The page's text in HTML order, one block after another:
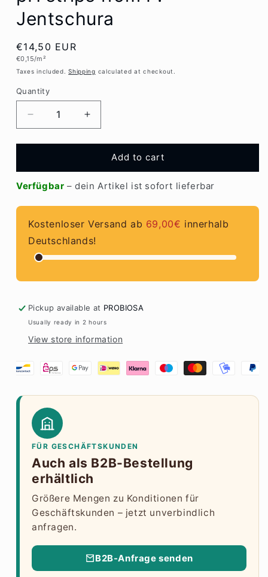
modal
Jentschura
Regular
price
€14,50 EUR
Unit
€0,15/m²
Taxes included.Shipping calculated at checkout.
Quantity
Quantity
Decrease
quantity
for
strips
from
Jentschura
Increase
quantity
for
strips
from
Jentschura
Add to cart
Verfügbar – dein Artikel ist sofort lieferbar
Kostenloser Versand ab 69,00€ innerhalb
Deutschlands!
Pickup available at PROBIOSA
Usually ready in 2 hours
View store information
FÜR GESCHÄFTSKUNDEN
Auch als B2B-Bestellung
erhältlich
Größere Mengen zu Konditionen für
Geschäftskunden – jetzt unverbindlich
anfragen.
B2B-Anfrage senden